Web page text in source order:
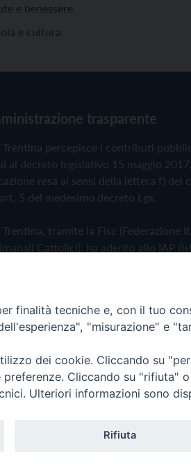
e benessere
e cultura
trasparente
Trentina percepisce i contributi
al decreto legislativo 15 maggio
resa ai sensi della lettera f) del
5 del medesimo decreto Lgs.
tramite la Fisc (Federazione
Cattolici), ha aderito allo IAP
Policy Cookie Policy
Editrice
finalità tecniche e, con il tuo
"misurazione" e
dei cookie. Cliccando su
Cliccando su "rifiuta"
Ulteriori informazioni sono
Rifiuta